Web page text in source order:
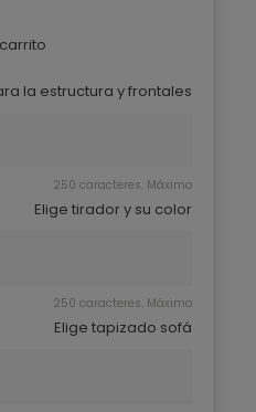
la estructura y frontales
250 caracteres. Máximo
Elige tirador y su color
250 caracteres. Máximo
Elige tapizado sofá